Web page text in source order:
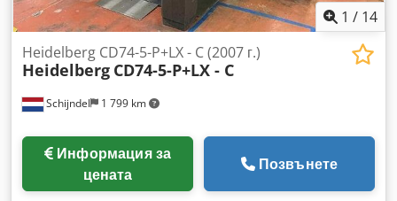
1 / 14
Schijndel 1 799 km
Heidelberg CD74-5-P+LX - C (2007 г.)
Heidelberg CD74-5-P+LX - C
Информация за
цената
Позвънете